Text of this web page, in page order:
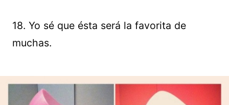
18. Yo sé que ésta será la favorita de
muchas.